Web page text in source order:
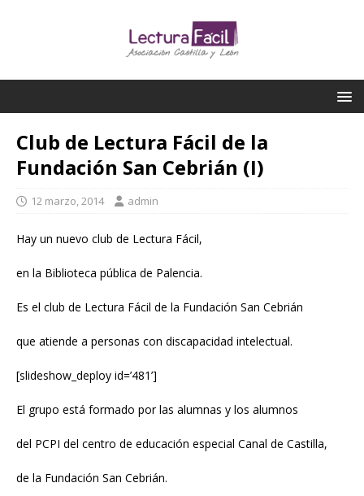
Club de Lectura Fácil de la
Fundación San Cebrián (I)
12 marzo, 2014 admin
Hay un nuevo club de Lectura Fácil,
en la Biblioteca pública de Palencia.
Es el club de Lectura Fácil de la Fundación San Cebrián
que atiende a personas con discapacidad intelectual.
[slideshow_deploy id=’481’]
El grupo está formado por las alumnas y los alumnos
del PCPI del centro de educación especial Canal de Castilla,
de la Fundación San Cebrián.